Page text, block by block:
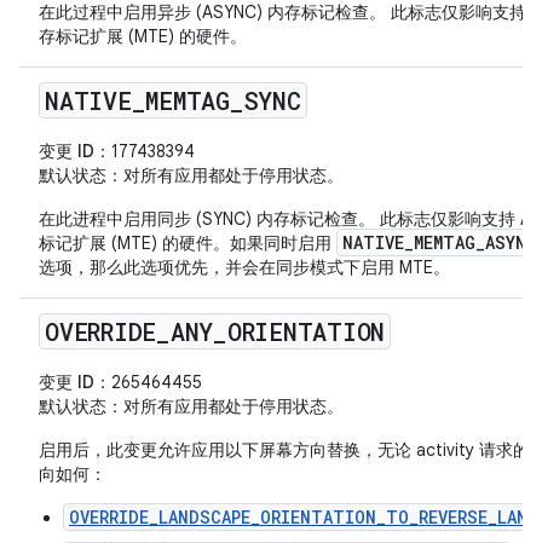
在此过程中启用异步 (ASYNC) 内存标记检查。 此标志仅影响支持
存标记扩展 (MTE) 的硬件。
NATIVE MEMTAG SYNC
变更 ID ：177438394
默认状态 ：对所有应用都处于停用状态。
在此进程中启用同步 (SYNC) 内存标记检查。 此标志仅影响支持
标记扩展 (MTE) 的硬件。如果同时启用
NATIVE_MEMTAG_ASYNC
选项，那么此选项优先，并会在同步模式下启用 MTE。
OVERRIDE ANY ORIENTATION
变更 ID ：265464455
默认状态 ：对所有应用都处于停用状态。
启用后，此变更允许应用以下屏幕方向替换，无论 activity 请求的
向如何：